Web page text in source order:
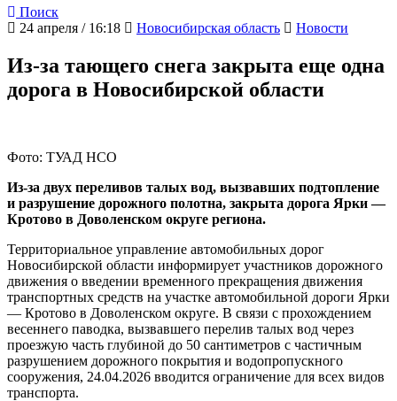
Поиск
24 апреля / 16:18
Новосибирская область Новости
Из-за тающего снега закрыта еще одна
дорога в Новосибирской области
Фото: ТУАД НСО
Из-за двух переливов талых вод, вызвавших подтопление
и разрушение дорожного полотна, закрыта дорога Ярки —
Кротово в Доволенском округе региона.
Территориальное управление автомобильных дорог
Новосибирской области информирует участников дорожного
движения о введении временного прекращения движения
транспортных средств на участке автомобильной дороги Ярки
— Кротово в Доволенском округе. В связи с прохождением
весеннего паводка, вызвавшего перелив талых вод через
проезжую часть глубиной до 50 сантиметров с частичным
разрушением дорожного покрытия и водопропускного
сооружения, 24.04.2026 вводится ограничение для всех видов
транспорта.